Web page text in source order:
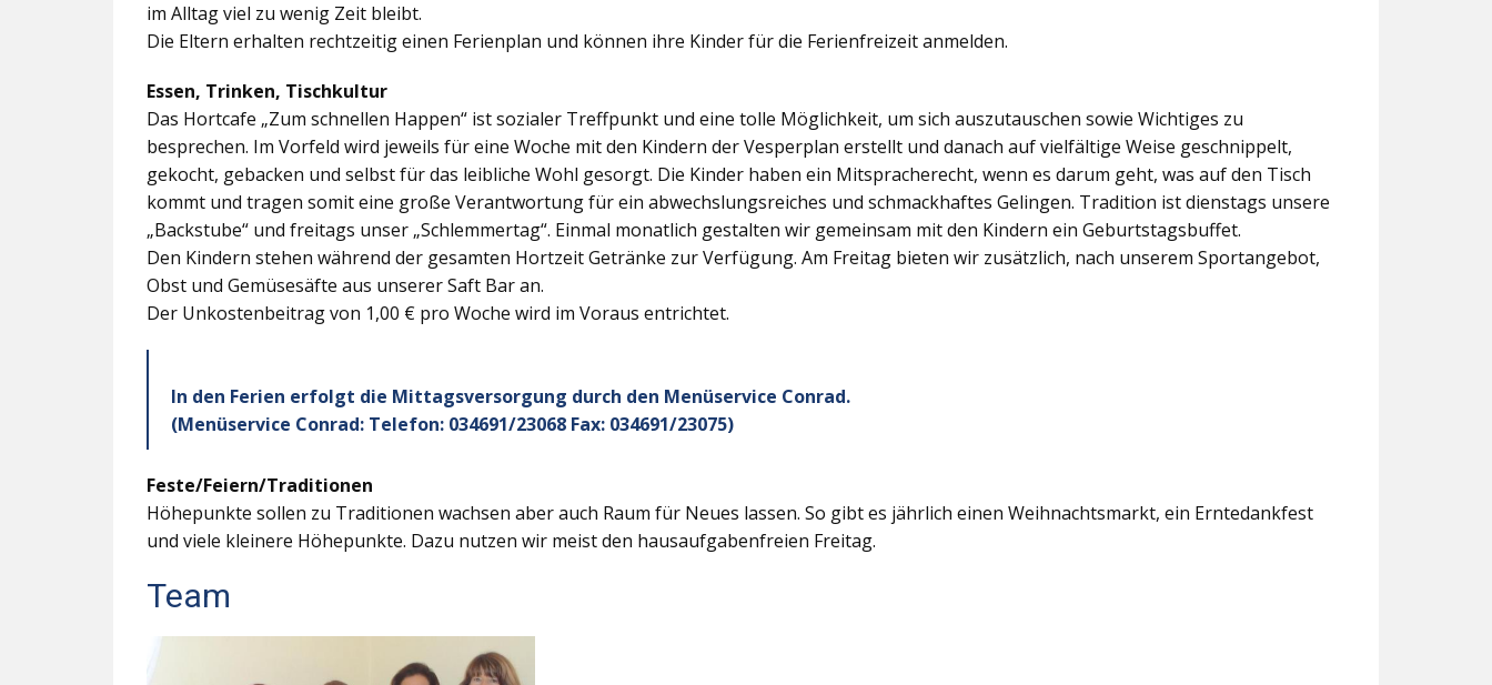
im Alltag viel zu wenig Zeit bleibt.
Die Eltern erhalten rechtzeitig einen Ferienplan und können ihre Kinder für die Ferienfreizeit anmelden.
Essen, Trinken, Tischkultur
Das Hortcafe „Zum schnellen Happen“ ist sozialer Treffpunkt und eine tolle Möglichkeit, um sich auszutauschen sowie Wichtiges zu
besprechen. Im Vorfeld wird jeweils für eine Woche mit den Kindern der Vesperplan erstellt und danach auf vielfältige Weise geschnippelt,
gekocht, gebacken und selbst für das leibliche Wohl gesorgt. Die Kinder haben ein Mitspracherecht, wenn es darum geht, was auf den Tisch
kommt und tragen somit eine große Verantwortung für ein abwechslungsreiches und schmackhaftes Gelingen. Tradition ist dienstags unsere
„Backstube“ und freitags unser „Schlemmertag“. Einmal monatlich gestalten wir gemeinsam mit den Kindern ein Geburtstagsbuffet.
Den Kindern stehen während der gesamten Hortzeit Getränke zur Verfügung. Am Freitag bieten wir zusätzlich, nach unserem Sportangebot,
Obst und Gemüsesäfte aus unserer Saft Bar an.
Der Unkostenbeitrag von 1,00 € pro Woche wird im Voraus entrichtet.
In den Ferien erfolgt die Mittagsversorgung durch den Menüservice Conrad.
(Menüservice Conrad: Telefon: 034691/23068 Fax: 034691/23075)
Feste/Feiern/Traditionen
Höhepunkte sollen zu Traditionen wachsen aber auch Raum für Neues lassen. So gibt es jährlich einen Weihnachtsmarkt, ein Erntedankfest
und viele kleinere Höhepunkte. Dazu nutzen wir meist den hausaufgabenfreien Freitag.
Team